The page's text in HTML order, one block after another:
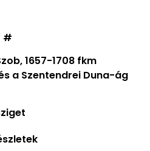
1657-1708 fkm
a Szentendrei Duna-ág